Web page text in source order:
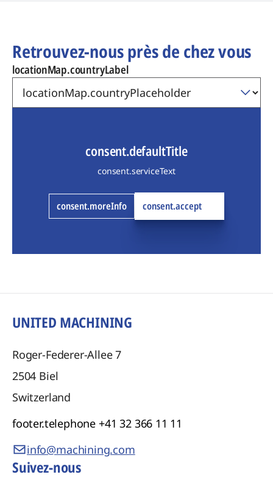
Retrouvez-nous près de chez vous
locationMap.countryLabel
consent.defaultTitle
consent.serviceText
consent.moreInfo consent.accept
UNITED MACHINING
Roger-Federer-Allee 7
2504 Biel
Switzerland
footer.telephone +41 32 366 11 11
info@machining.com
Suivez-nous